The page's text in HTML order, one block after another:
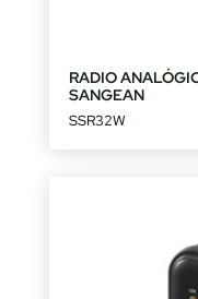
RADIO
SANGEAN
SSR32W